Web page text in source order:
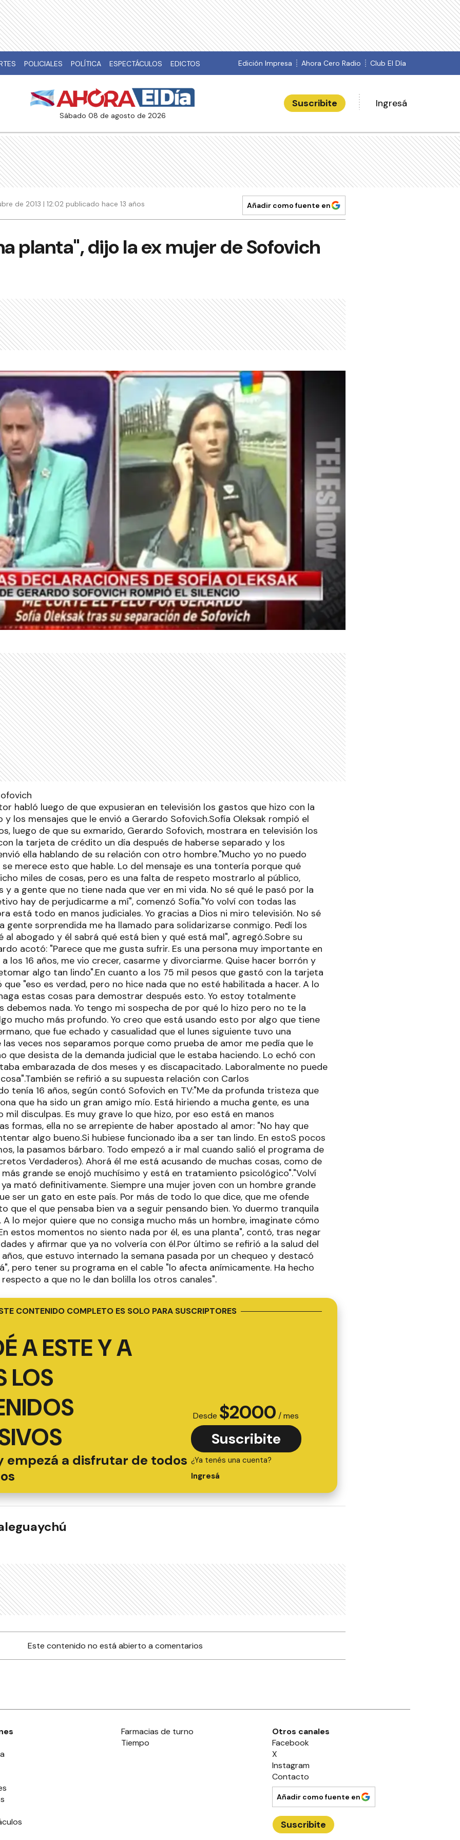
POLICIALES POLÍTICA ESPECTÁCULOS EDICTOS Edición Impresa Ahora Cero Radio Club El Día
sábado 08 de agosto de 2026
Suscribite Ingresá
de 2013 | 12:02 publicado hace 13 años Añadir como fuente en
planta", dijo la ex mujer de Sofovich
habló luego de que expusieran en televisión los gastos que hizo con la
los mensajes que le envió a Gerardo Sofovich.Sofía Oleksak rompió el
luego de que su exmarido, Gerardo Sofovich, mostrara en televisión los
la tarjeta de crédito un día después de haberse separado y los
ella hablando de su relación con otro hombre."Mucho yo no puedo
merece esto que hable. Lo del mensaje es una tontería porque qué
miles de cosas, pero es una falta de respeto mostrarlo al público,
y a gente que no tiene nada que ver en mi vida. No sé qué le pasó por la
hay de perjudicarme a mí", comenzó Sofía."Yo volví con todas las
está todo en manos judiciales. Yo gracias a Dios ni miro televisión. No sé
gente sorprendida me ha llamado para solidarizarse conmigo. Pedí los
al abogado y él sabrá qué está bien y qué está mal", agregó.Sobre su
acotó: "Parece que me gusta sufrir. Es una persona muy importante en
los 16 años, me vio crecer, casarme y divorciarme. Quise hacer borrón y
algo tan lindo".En cuanto a los 75 mil pesos que gastó con la tarjeta
"eso es verdad, pero no hice nada que no esté habilitada a hacer. A lo
estas cosas para demostrar después esto. Yo estoy totalmente
debemos nada. Yo tengo mi sospecha de por qué lo hizo pero no te la
mucho más profundo. Yo creo que está usando esto por algo que tiene
que fue echado y casualidad que el lunes siguiente tuvo una
las veces nos separamos porque como prueba de amor me pedía que le
que desista de la demanda judicial que le estaba haciendo. Lo echó con
embarazada de dos meses y es discapacitado. Laboralmente no puede
se refirió a su supuesta relación con Carlos
tenía 16 años, según contó Sofovich en TV:"Me da profunda tristeza que
que ha sido un gran amigo mío. Está hiriendo a mucha gente, es una
mil disculpas. Es muy grave lo que hizo, por eso está en manos
formas, ella no se arrepiente de haber apostado al amor: "No hay que
algo bueno.Si hubiese funcionado iba a ser tan lindo. En estoS pocos
la pasamos bárbaro. Todo empezó a ir mal cuando salió el programa de
Verdaderos). Ahorá él me está acusando de muchas cosas, como de
grande se enojó muchísimo y está en tratamiento psicológico"."Volví
mató definitivamente. Siempre una mujer joven con un hombre grande
ser un gato en este país. Por más de todo lo que dice, que me ofende
que el que pensaba bien va a seguir pensando bien. Yo duermo tranquila
A lo mejor quiere que no consiga mucho más un hombre, imaginate cómo
estos momentos no siento nada por él, es una planta", contó, tras negar
y afirmar que ya no volvería con él.Por último se refirió a la salud del
que estuvo internado la semana pasada por un chequeo y destacó
pero tener su programa en el cable "lo afecta anímicamente. Ha hecho
a que no le dan bolilla los otros canales".
CONTENIDO COMPLETO ES SOLO PARA SUSCRIPTORES
A ESTE Y A
LOS
empezá a disfrutar de todos
Desde $2000 / mes
Suscribite
¿Ya tenés una cuenta?
Ingresá
Este contenido no está abierto a comentarios
Farmacias de turno
Tiempo
Otros canales
Facebook
X
Instagram
Contacto
Añadir como fuente en
Suscribite